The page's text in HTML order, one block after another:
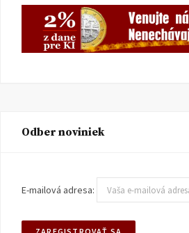
Odber noviniek
E-mailová adresa: